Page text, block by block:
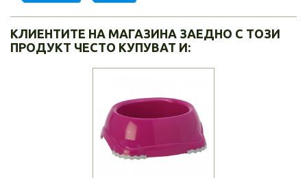
КЛИЕНТИТЕ НА МАГАЗИНА ЗАЕДНО С ТОЗИ
ПРОДУКТ ЧЕСТО КУПУВАТ И: